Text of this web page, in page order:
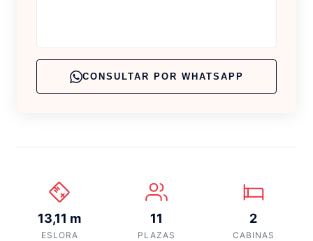
CONSULTAR POR WHATSAPP
13,11 m
ESLORA
11
PLAZAS
2
CABINAS